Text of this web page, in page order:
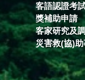
關鍵字搜尋
客語認證考
獎補助申請
客家研究及
災害救(協)